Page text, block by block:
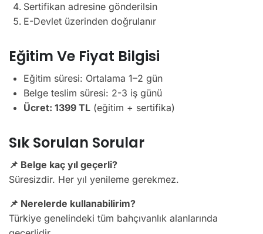
Sertifikan adresine gönderilsin
E-Devlet üzerinden doğrulanır
Eğitim Ve Fiyat Bilgisi
Eğitim süresi: Ortalama 1–2 gün
Belge teslim süresi: 2-3 iş günü
Ücret: 1399 TL (eğitim + sertifika)
Sık Sorulan Sorular
📌 Belge kaç yıl geçerli?
Süresizdir. Her yıl yenileme gerekmez.
📌 Nerelerde kullanabilirim?
Türkiye genelindeki tüm bahçıvanlık alanlarında